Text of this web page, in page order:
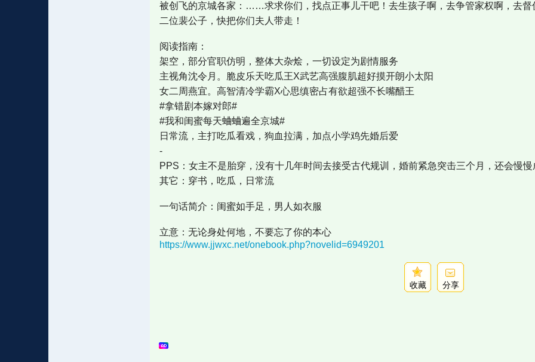
被创飞的京城各家：……求求你们，找点正事儿干吧！去生孩子啊，去争管家权啊，去督
二位裴公子，快把你们夫人带走！
阅读指南：
架空，部分官职仿明，整体大杂烩，一切设定为剧情服务
主视角沈令月。脆皮乐天吃瓜王X武艺高强腹肌超好摸开朗小太阳
女二周燕宜。高智清冷学霸X心思缜密占有欲超强不长嘴醋王
#拿错剧本嫁对郎#
#我和闺蜜每天蛐蛐遍全京城#
日常流，主打吃瓜看戏，狗血拉满，加点小学鸡先婚后爱
-
PPS：女主不是胎穿，没有十几年时间去接受古代规训，婚前紧急突击三个月，还会慢慢
其它：穿书，吃瓜，日常流
一句话简介：闺蜜如手足，男人如衣服
立意：无论身处何地，不要忘了你的本心
https://www.jjwxc.net/onebook.php?novelid=6949201
收藏 分享